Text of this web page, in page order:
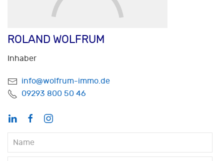
ROLAND WOLFRUM
Inhaber
info@wolfrum-immo.de
09293 800 50 46